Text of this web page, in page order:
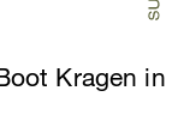
Kragen in